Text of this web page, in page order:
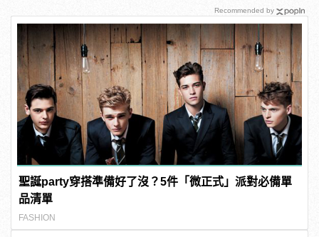
聖誕party穿搭準備好了沒？5件「微正式」派對必備單
品清單
FASHION
Recommended by